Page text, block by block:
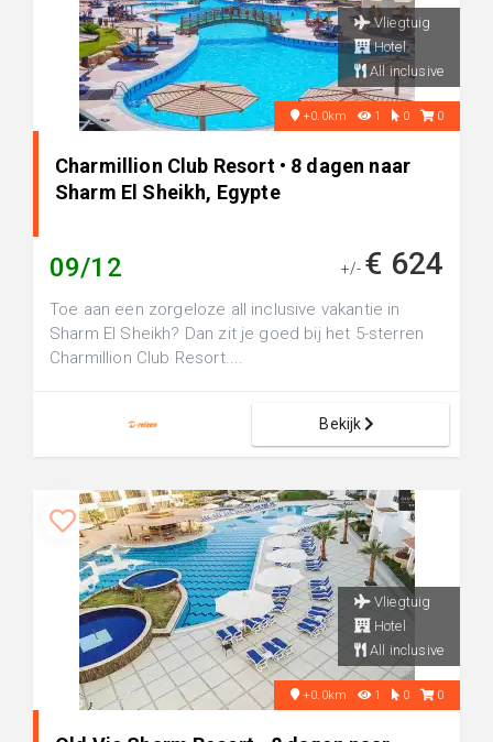
Vliegtuig
Hotel
All inclusive
+0.0km 1 0 0
Charmillion Club Resort • 8 dagen naar
Sharm El Sheikh, Egypte
09/12 +/- € 624
Toe aan een zorgeloze all inclusive vakantie in
Sharm El Sheikh? Dan zit je goed bij het 5-sterren
Charmillion Club Resort....
Bekijk
Vliegtuig
Hotel
All inclusive
+0.0km 1 0 0